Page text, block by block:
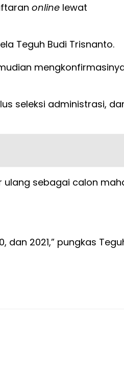
online lewat
Teguh Budi Trisnanto.
seleksi administrasi,
ulang sebagai calon
dan 2021,” pungkas